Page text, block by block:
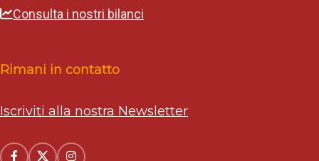
Consulta i nostri bilanci
Rimani in contatto
Iscriviti alla nostra Newsletter